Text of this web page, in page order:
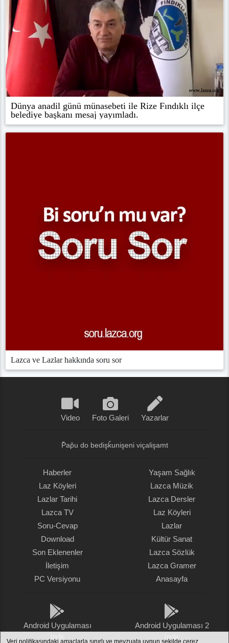
Veri politikasındaki amaçlarla sınırlı ve mevzuata uygun şekilde çerez
Dünya anadil günü münasebeti ile Rize Fındıklı ilçe
belediye başkanı mesaj yayımladı.
Lazca ve Lazlar hakkında soru sor
Video Foto Galeri Yazarlar
P̌ap̌u do bedişǩunişeni viçalişamt
Haberler
Laz Köyleri
Lazlar Tarihi
Lazca TV
Soru-Cevap
Download
Son Eklenenler
İletişim
PC Versiyonu
Yaşam Sağlık
Lazca Müzik
Lazca Dersler
Laz Köyleri
Lazlar
Kültür Sanat
Lazca Sözlük
Lazca Gramer
Anasayfa
Android Uygulaması
Android Uygulaması 2